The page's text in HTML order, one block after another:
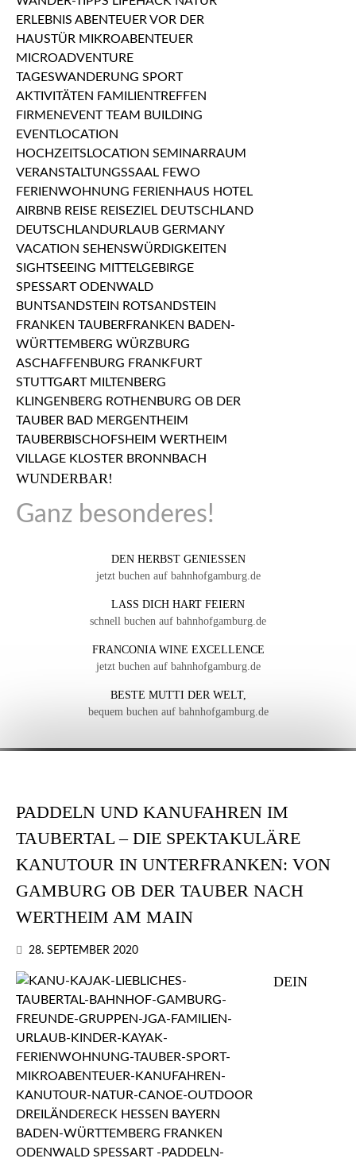
WUNDERBAR!
Ganz besonderes!
DEN HERBST GENIESSEN
jetzt buchen auf bahnhofgamburg.de
LASS DICH HART FEIERN
schnell buchen auf bahnhofgamburg.de
FRANCONIA WINE EXCELLENCE
jetzt buchen auf bahnhofgamburg.de
BESTE MUTTI DER WELT,
bequem buchen auf bahnhofgamburg.de
PADDELN UND KANUFAHREN IM
TAUBERTAL – DIE SPEKTAKULÄRE
KANUTOUR IN UNTERFRANKEN: VON
GAMBURG OB DER TAUBER NACH
WERTHEIM AM MAIN
28. SEPTEMBER 2020
DEIN